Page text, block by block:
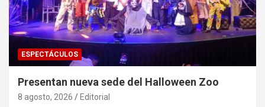
ESPECTÁCULOS
Presentan nueva sede del Halloween Zoo
8 agosto, 2026 Editorial